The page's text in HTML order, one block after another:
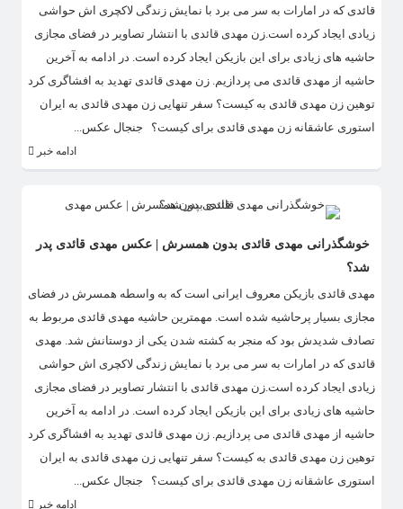
قائدی که در امارات به سر می برد با نمایش زندگی لاکچری اش حواشی
زیادی ایجاد کرده است.زن مهدی قائدی با انتشار تصاویر در فضای مجازی
حاشیه های زیادی برای این بازیکن ایجاد کرده است. در ادامه به آخرین
حاشیه از مهدی قائدی می پردازیم. زن مهدی قائدی تهدید به افشاگری کرد
توهین زن مهدی قائدی به کیست؟ سفر تنهایی زن مهدی قائدی به ایران
استوری عاشقانه زن مهدی قائدی برای کیست؟ جنجال عکس...
ادامه خبر
خوشگذرانی مهدی قائدی بدون همسرش | عکس مهدی قائدی پدر
شد؟
​مهدی قائدی بازیکن معروف ایرانی است که به واسطه همسرش در فضای
مجازی بسیار پرحاشیه شده است. مهمترین حاشیه مهدی قائدی مربوط به
تصادف شدیدش بود که منجر به کشته شدن یکی از دوستانش شد. مهدی
قائدی که در امارات به سر می برد با نمایش زندگی لاکچری اش حواشی
زیادی ایجاد کرده است.زن مهدی قائدی با انتشار تصاویر در فضای مجازی
حاشیه های زیادی برای این بازیکن ایجاد کرده است. در ادامه به آخرین
حاشیه از مهدی قائدی می پردازیم. زن مهدی قائدی تهدید به افشاگری کرد
توهین زن مهدی قائدی به کیست؟ سفر تنهایی زن مهدی قائدی به ایران
استوری عاشقانه زن مهدی قائدی برای کیست؟ جنجال عکس...
ادامه خبر